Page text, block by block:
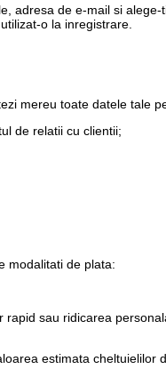
adresa de e-mail si
o la inregistrare.
mereu toate datele tale
de relatii cu clientii;
modalitati de plata:
sau ridicarea
estimata cheltuielilor